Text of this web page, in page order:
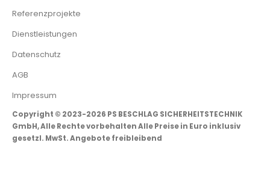
Referenzprojekte
Dienstleistungen
Datenschutz
AGB
Impressum
Copyright © 2023-2026 PS BESCHLAG SICHERHEITSTECHNIK
GmbH, Alle Rechte vorbehalten Alle Preise in Euro inklusiv
gesetzl. MwSt. Angebote freibleibend